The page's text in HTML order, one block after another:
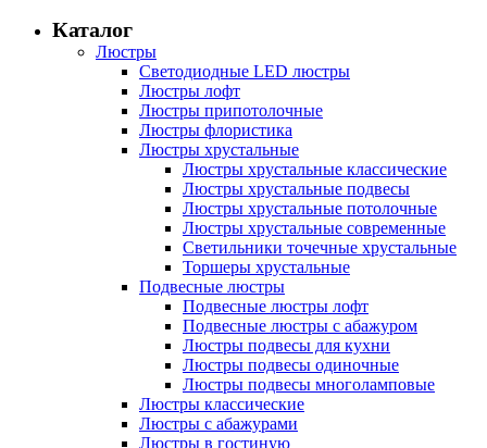
Каталог
Люстры
Светодиодные LED люстры
Люстры лофт
Люстры припотолочные
Люстры флористика
Люстры хрустальные
Люстры хрустальные классические
Люстры хрустальные подвесы
Люстры хрустальные потолочные
Люстры хрустальные современные
Светильники точечные хрустальные
Торшеры хрустальные
Подвесные люстры
Подвесные люстры лофт
Подвесные люстры с абажуром
Люстры подвесы для кухни
Люстры подвесы одиночные
Люстры подвесы многоламповые
Люстры классические
Люстры с абажурами
Люстры в гостиную